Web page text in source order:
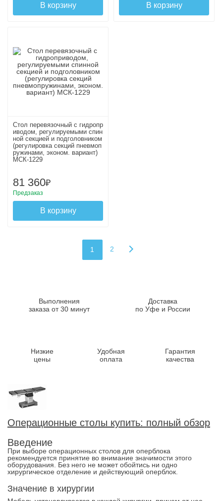
В корзину В корзину
Стол перевязочный с гидропр
иводом, регулируемыми спин
ной секцией и подголовником
(регулировка секций пневмоп
ружинами, эконом. вариант)
МСК-1229
81 360₽
Предзаказ
В корзину
1 2
Выполнения
заказа от 30 минут
Доставка
по Уфе и России
Низкие
цены
Удобная
оплата
Гарантия
качества
Операционные столы купить: полный обзор
Введение
При выборе операционных столов для оперблока
рекомендуется принятие во внимание значимости этого
оборудования. Без него не может обойтись ни одно
хирургическое отделение и действующий оперблок.
Значение в хирургии